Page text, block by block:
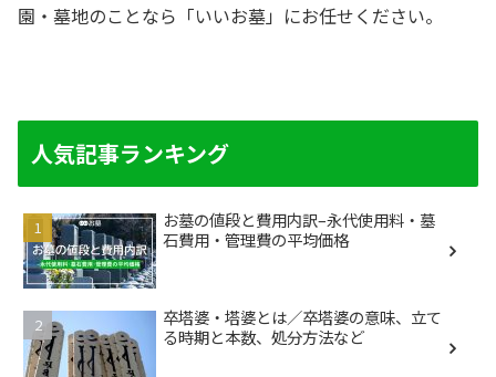
園・墓地のことなら「いいお墓」にお任せください。
人気記事ランキング
お墓の値段と費用内訳–永代使用料・墓
石費用・管理費の平均価格
卒塔婆・塔婆とは／卒塔婆の意味、立て
る時期と本数、処分方法など